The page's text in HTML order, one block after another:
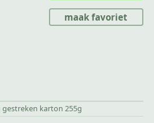
gestreken karton 255g
maak favoriet